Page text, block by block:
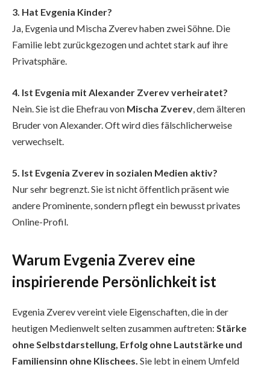
3. Hat Evgenia Kinder?
Ja, Evgenia und Mischa Zverev haben zwei Söhne. Die
Familie lebt zurückgezogen und achtet stark auf ihre
Privatsphäre.
4. Ist Evgenia mit Alexander Zverev verheiratet?
Nein. Sie ist die Ehefrau von Mischa Zverev, dem älteren
Bruder von Alexander. Oft wird dies fälschlicherweise
verwechselt.
5. Ist Evgenia Zverev in sozialen Medien aktiv?
Nur sehr begrenzt. Sie ist nicht öffentlich präsent wie
andere Prominente, sondern pflegt ein bewusst privates
Online-Profil.
Warum Evgenia Zverev eine
inspirierende Persönlichkeit ist
Evgenia Zverev vereint viele Eigenschaften, die in der
heutigen Medienwelt selten zusammen auftreten: Stärke
ohne Selbstdarstellung, Erfolg ohne Lautstärke und
Familiensinn ohne Klischees. Sie lebt in einem Umfeld